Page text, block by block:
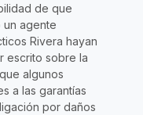
de que
un agente
Rivera hayan
escrito sobre la
algunos
a las garantías
por daños